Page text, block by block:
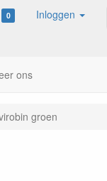
0 Inloggen
ons
groen